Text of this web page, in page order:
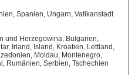
Spanien, Ungarn, Vatikanstadt
und Herzegowina, Bulgarien,
Irland, Island, Kroatien, Lettland,
Moldau, Montenegro,
Rumänien, Serbien, Tschechien